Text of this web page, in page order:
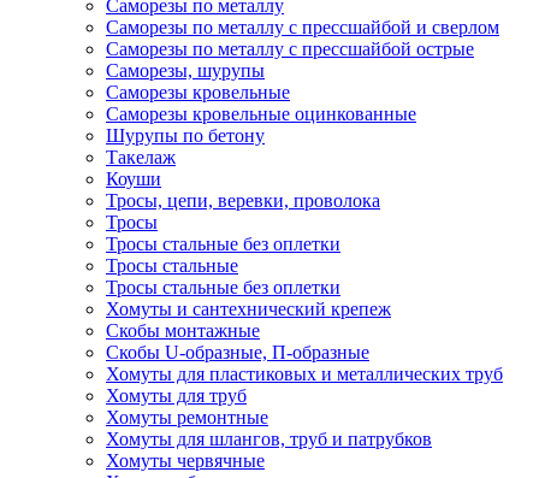
Саморезы по металлу
Саморезы по металлу с прессшайбой и сверлом
Саморезы по металлу с прессшайбой острые
Саморезы, шурупы
Саморезы кровельные
Саморезы кровельные оцинкованные
Шурупы по бетону
Такелаж
Коуши
Тросы, цепи, веревки, проволока
Тросы
Тросы стальные без оплетки
Тросы стальные
Тросы стальные без оплетки
Хомуты и сантехнический крепеж
Скобы монтажные
Скобы U-образные, П-образные
Хомуты для пластиковых и металлических труб
Хомуты для труб
Хомуты ремонтные
Хомуты для шлангов, труб и патрубков
Хомуты червячные